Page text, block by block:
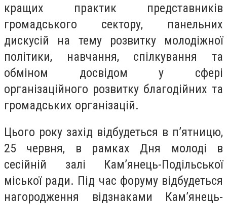
кращих практик представників
громадського сектору, панельних
дискусій на тему розвитку молодіжної
політики, навчання, спілкування та
обміном досвідом у сфері
організаційного розвитку благодійних та
громадських організацій.
Цього року захід відбудеться в п’ятницю,
25 червня, в рамках Дня молоді в
сесійній залі Кам’янець-Подільської
міської ради. Під час форуму відбудеться
нагородження відзнаками Кам’янець-